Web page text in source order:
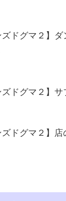
ズドグマ２】
ズドグマ２】サ
ズドグマ２】